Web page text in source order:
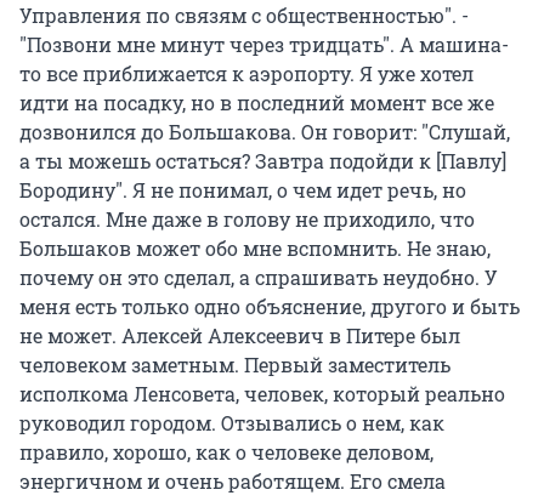
Управления по связям с общественностью". -
"Позвони мне минут через тридцать". А машина-
то все приближается к аэропорту. Я уже хотел
идти на посадку, но в последний момент все же
дозвонился до Большакова. Он говорит: "Слушай,
а ты можешь остаться? Завтра подойди к [Павлу]
Бородину". Я не понимал, о чем идет речь, но
остался. Мне даже в голову не приходило, что
Большаков может обо мне вспомнить. Не знаю,
почему он это сделал, а спрашивать неудобно. У
меня есть только одно объяснение, другого и быть
не может. Алексей Алексеевич в Питере был
человеком заметным. Первый заместитель
исполкома Ленсовета, человек, который реально
руководил городом. Отзывались о нем, как
правило, хорошо, как о человеке деловом,
энергичном и очень работящем. Его смела